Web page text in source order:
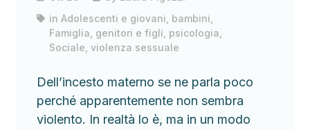
inAdolescenti e giovani bambini
Famiglia, genitori e figli psicologia
Sociale ,violenza sessuale
Dell’incesto materno se ne parla poco
perché apparentemente non sembra
violento. In realtà lo è, ma in un modo